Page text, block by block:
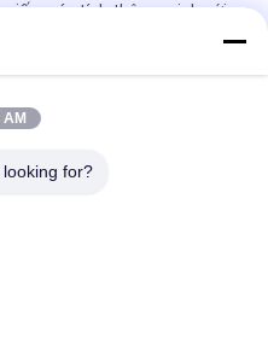
giấy máy tính thông minh với
340mm chiều rộng tối đa
Auto Cut Heated Roll Paper
for?